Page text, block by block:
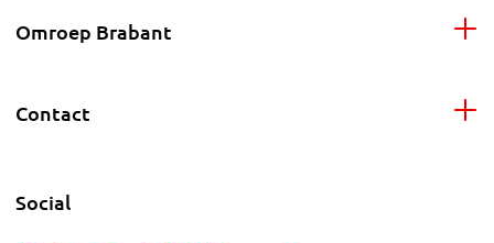
Omroep Brabant
Contact
Social